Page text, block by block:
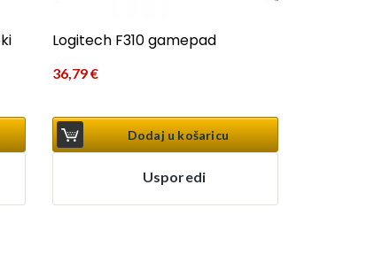
Logitech F310 gamepad
36,79€
Dodaj u košaricu
Usporedi